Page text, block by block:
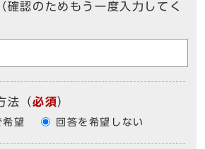
確認のためもう一度入力してく
法 （必須）
希望 回答を希望しない